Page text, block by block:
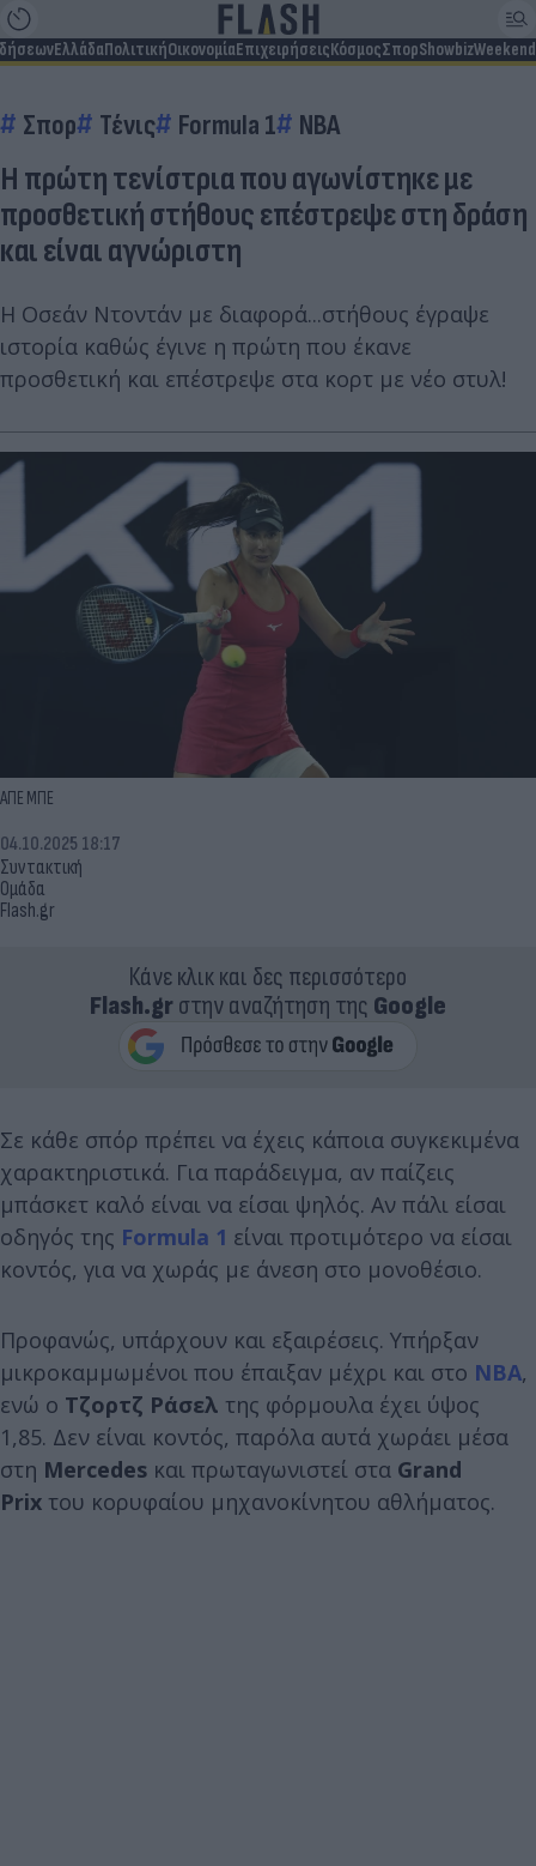
ΕλλάδαΠολιτικήΟικονομίαΕπιχειρήσειςΚόσμοςΣπορShowbizWeekend
Σπορ Τένις Formula 1 NBA
Η πρώτη τενίστρια που αγωνίστηκε με
προσθετική στήθους επέστρεψε στη δράση
και είναι αγνώριστη
Η Οσεάν Ντοντάν με διαφορά...στήθους έγραψε
ιστορία καθώς έγινε η πρώτη που έκανε
προσθετική και επέστρεψε στα κορτ με νέο στυλ!
ΑΠΕ ΜΠΕ
Συντακτική
Ομάδα
Flash.gr
04.10.2025 18:17
Κάνε κλικ και δες περισσότερο
Flash.grστην αναζήτηση της Google
Σε κάθε σπόρ πρέπει να έχεις κάποια συγκεκιμένα
χαρακτηριστικά. Για παράδειγμα, αν παίζεις
μπάσκετ καλό είναι να είσαι ψηλός. Αν πάλι είσαι
οδηγός της Formula 1 είναι προτιμότερο να είσαι
κοντός, για να χωράς με άνεση στο μονοθέσιο.
Προφανώς, υπάρχουν και εξαιρέσεις. Υπήρξαν
μικροκαμμωμένοι που έπαιξαν μέχρι και στο NBA,
ενώ ο Τζορτζ Ράσελ της φόρμουλα έχει ύψος
1,85. Δεν είναι κοντός, παρόλα αυτά χωράει μέσα
στη Mercedes και πρωταγωνιστεί στα Grand
Prix του κορυφαίου μηχανοκίνητου αθλήματος.